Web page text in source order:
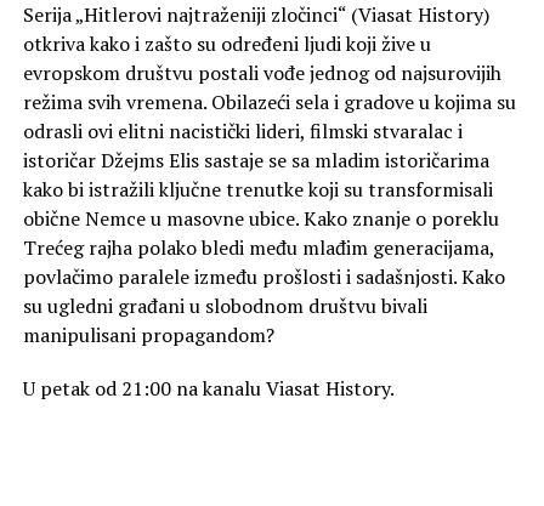
Serija „Hitlerovi najtraženiji zločinci“ (Viasat History)
otkriva kako i zašto su određeni ljudi koji žive u
evropskom društvu postali vođe jednog od najsurovijih
režima svih vremena. Obilazeći sela i gradove u kojima su
odrasli ovi elitni nacistički lideri, filmski stvaralac i
istoričar Džejms Elis sastaje se sa mladim istoričarima
kako bi istražili ključne trenutke koji su transformisali
obične Nemce u masovne ubice. Kako znanje o poreklu
Trećeg rajha polako bledi među mlađim generacijama,
povlačimo paralele između prošlosti i sadašnjosti. Kako
su ugledni građani u slobodnom društvu bivali
manipulisani propagandom?
U petak od 21:00 na kanalu Viasat History.